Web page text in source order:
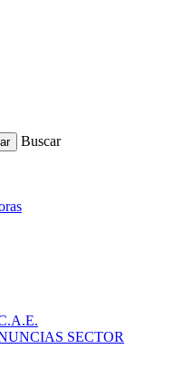
Buscar
SECTOR